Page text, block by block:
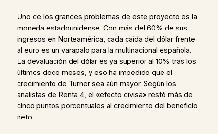
Uno de los grandes problemas de este proyecto es la
moneda estadounidense. Con más del 60% de sus
ingresos en Norteamérica, cada caída del dólar frente
al euro es un varapalo para la multinacional española.
La devaluación del dólar es ya superior al 10% tras los
últimos doce meses, y eso ha impedido que el
crecimiento de Turner sea aún mayor. Según los
analistas de Renta 4, el «efecto divisa» restó más de
cinco puntos porcentuales al crecimiento del beneficio
neto.